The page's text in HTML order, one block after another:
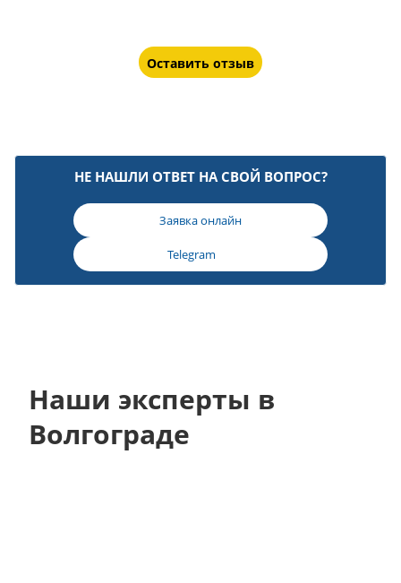
Оставить отзыв
НЕ НАШЛИ ОТВЕТ НА СВОЙ ВОПРОС?
Заявка онлайн
Telegram
Наши эксперты в
Волгограде